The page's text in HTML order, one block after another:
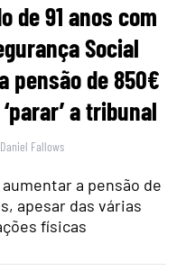
de 91 anos com
Social
pensão de 850€
a tribunal
Daniel Fallows
a pensão de
apesar das várias
físicas